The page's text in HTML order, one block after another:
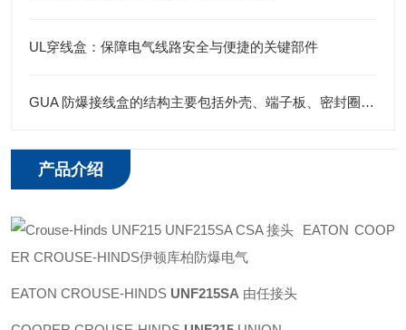
UL穿线盒：保障电气线路安全与便捷的关键部件
GUA 防爆接线盒的结构主要包括外壳、端子板、密封圈、接线孔等部分
产品介绍
EATON COOP
ER CROUSE-HINDS伊顿库柏防爆电气
EATON CROUSE-HINDS UNF215SA 由任接头